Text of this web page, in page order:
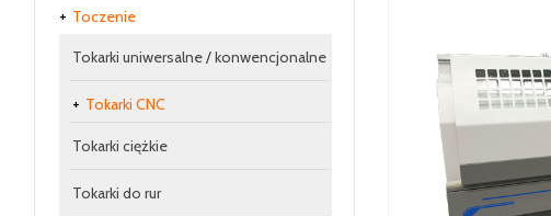
Toczenie
Tokarki uniwersalne / konwencjonalne
Tokarki CNC
Tokarki ciężkie
Tokarki do rur